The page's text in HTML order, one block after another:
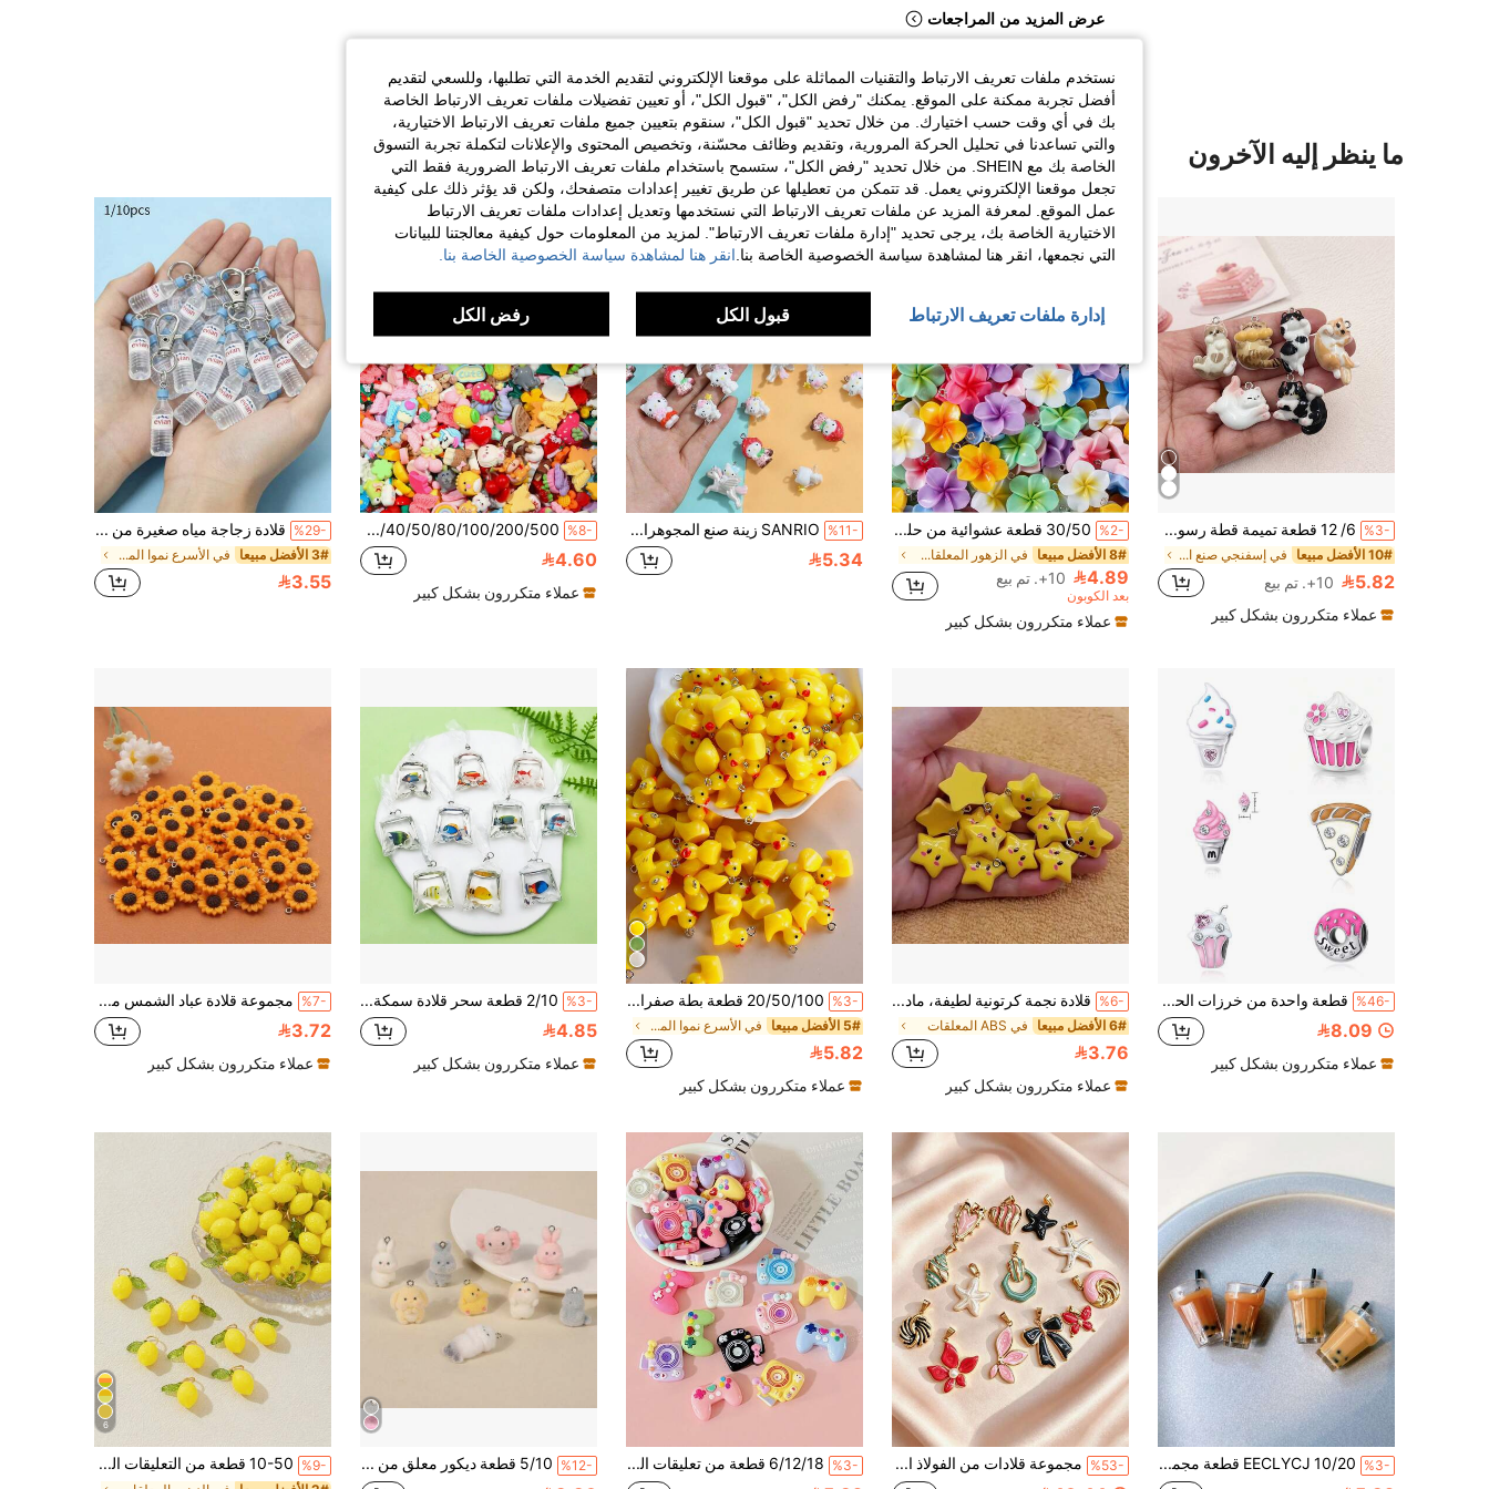
عرض المزيد من المراجعات
ما ينظر إليه الآخرون
%3- 6/ 12 قطعة تميمة قطة رسوم متحركة من الراتينج، مناسبة لصناعة المجوهرات، صور قطط ملونة ذات ظهر مسطح، للمفاتيح والأقراط، صناعات DIY | تصميم مرح | نسيج مفصل
10# الأفضل مبيعا في إسفنجي صنع الحلي من الخرز
5.82 10+. تم بيع
عملاء متكررون بشكل كبير
%2- 30/50 قطعة عشوائية من حلي الأزهار الشمسية الراتنجية ذات اللون الداكن المتدرج ، أزهار صغيرة خماسية البتلات ، مناسبة لصنع قلائد النساء وأقراط وسلاسل مفاتيح ومجوهرات DIY، هدية للأصدقاء'
8# الأفضل مبيعا في الزهور المعلقات & سحر
4.89 10+. تم بيع
بعد الكوبون
عملاء متكررون بشكل كبير
%11- SANRIO زينة صنع المجوهرات، أشكال حيوانات جميلة، زينة فيونكة وردية، مناسبة لصنع القلائد والأقراط DIY، رائعة للفتيات والنساء
5.34
%8- 10/20/30/40/50/80/100/200/500 قطعة مجموعة إكسسوارات راتنج عشوائية، سحر كرتوني لطيف وحلو ومنعش للفتيات DIY، ألوان وأنماط وتصاميم متعددة، كلما زادت الكمية زاد التنوع، مناسبة لتزيين حافظة الهاتف، سلسلة المفاتيح، القلادة، السوار، مشبك الشعر، سدادة الغبار، إلخ، هدايا حفلات موسم العودة إلى المدرسة، هدية صغيرة رائعة
4.60
عملاء متكررون بشكل كبير
%29- قلادة زجاجة مياه صغيرة من الراتنج، سحر ممتع لحبل الرقبة والأقراط والمفاتيح والحقائب، لوازم صنع المجوهرات DIY لإكسسوارات الشاطئ الصيفية وسحر الأساور
3# الأفضل مبيعا في الأسرع نموا المعلقات & سحر
3.55
%46- قطعة واحدة من خرزات الحلوى اللذيذة ذات الثقوب الكبيرة DIY إكسسوار سوار خرزات الآيس كريم وكوب الورق والكاب كيك والبيتزا والدونات من المينا خرزات لطيفة متعددة الاستخدامات سوار مصنوع يدويًا خرزات فضفاضة إكسسوار هدية
8.09
عملاء متكررون بشكل كبير
%6- قلادة نجمة كرتونية لطيفة، مادة راتنجية صفراء، مناسبة لصنع المجوهرات اليدوية، قلادة، سوار، حرف السلسلة المفتاحية، بدون مادة الفسيفساء، موضوع لطيف، يمكن استخدامها كديكور غطاء الهاتف، سلسلة مفاتيح، قلادة، سوار، مشبك شعر، ديكور قلادة سدادة الغبار، هدية حفلة العودة إلى المدرسة، هدية صغيرة رائعة
6# الأفضل مبيعا في ABS المعلقات
3.76
عملاء متكررون بشكل كبير
%3- 20/50/100 قطعة بطة صفراء صغيرة واقعية جميلة قلادة راتنج ديكور كرتوني ثلاثي الأبعاد إكسسوارات مجوهرات للقلادة والسوار والأقراط وسلسلة المفاتيح
5# الأفضل مبيعا في الأسرع نموا المعلقات & سحر
5.82
عملاء متكررون بشكل كبير
%3- 2/10 قطعة سحر قلادة سمكة ذهبية راتنجية، 10 ألوان سحر أسماك راتنجية قلادة حقيبة، قلادة أسماك ذهبية ثلاثية الأبعاد مع كيس مائي لصنع المجوهرات الأقراط والأساور والمفاتيح والأعمال اليدوية
4.85
عملاء متكررون بشكل كبير
%7- مجموعة قلادة عباد الشمس من الراتنج متعددة القطع، قلادة عباد الشمس البرتقالية من الراتنج بإكليل الأقحوان، إكسسوارات صنع المجوهرات DIY للأساور والقلائد، مناسبة لعطلة الشاطئ والحفلات والزفاف وأعياد الميلاد والذكرى السنوية وعيد الحب وموسم التخرج وموسم الافتتاح وهدايا المناسبات الأخرى.
3.72
عملاء متكررون بشكل كبير
%3- EECLYCJ 10/20 قطعة مجموعة قلادة راتنجية ثلاثية الأبعاد لشاي الفقاعات والقهوة ، مواد صنع مجوهرات DIY بأشكال طعام جميلة لصنع القلائد والأساور والأقراط ، ديكورات يدوية متعددة الأغراض خالية من العطور لفن الأظافر والمفاتيح %53- مجموعة قلادات من الفولاذ المقاوم للصدأ بأسلوب كوري لطيف بألوان ماكارون مع فيونكة وزهرة، مجموعة متعددة الأزواج لامعة وناعمة ومنحنية قابلة للمزج والمطابقة، مناسبة للمدرسة والتسوق وخروجات الأصدقاء المقربين %3- 6/12/18 قطعة من تعليقات الراتنج المسطحة اللطيفة على شكل كاميرا وفيونكة وجهاز تحكم ألعاب، إكسسوارات صنع المجوهرات DIY، الحرف اليدوية DIY، مشابك الشعر وإكسسوارات الراتنج الزخرفية الإبداعية الأخرى، خليط عشوائي %12- 5/10 قطعة ديكور معلق من الراتنج المخملي بتصميم كرتوني جذاب بأشكال سداسية لتنين، قطة بحرية، فرخ أصفر، بلمسات وردية، ملمس ناعم، عيون تعبيرية، مناسب لصنع أقراط، سلاسل مفاتيح، مجوهرات، لوازم حرفية جميلة وقوية، إكسسوارات مجوهرات، أجزاء سلاسل مفاتيح، تصميم خيالي، ديكورات بملمس ناعم
6
%9- 10-50 قطعة من التعليقات الزخرفية المصنوعة من الراتنج على شكل ليمون ثلاثي الأبعاد لصنع المجوهرات DIY
نستخدم ملفات تعريف الارتباط والتقنيات المماثلة على موقعنا الإلكتروني لتقديم الخدمة التي تطلبها، وللسعي لتقديم
أفضل تجربة ممكنة على الموقع. يمكنك "رفض الكل"، "قبول الكل"، أو تعيين تفضيلات ملفات تعريف الارتباط الخاصة
بك في أي وقت حسب اختيارك. من خلال تحديد "قبول الكل"، سنقوم بتعيين جميع ملفات تعريف الارتباط الاختيارية،
والتي تساعدنا في تحليل الحركة المرورية، وتقديم وظائف محسّنة، وتخصيص المحتوى والإعلانات لتكملة تجربة التسوق
الخاصة بك مع SHEIN. من خلال تحديد "رفض الكل"، ستسمح باستخدام ملفات تعريف الارتباط الضرورية فقط التي
تجعل موقعنا الإلكتروني يعمل. قد تتمكن من تعطيلها عن طريق تغيير إعدادات متصفحك، ولكن قد يؤثر ذلك على كيفية
عمل الموقع. لمعرفة المزيد عن ملفات تعريف الارتباط التي نستخدمها وتعديل إعدادات ملفات تعريف الارتباط
الاختيارية الخاصة بك، يرجى تحديد "إدارة ملفات تعريف الارتباط". لمزيد من المعلومات حول كيفية معالجتنا للبيانات
التي نجمعها، انقر هنا لمشاهدة سياسة الخصوصية الخاصة بنا. انقر هنا لمشاهدة سياسة الخصوصية الخاصة بنا.
إدارة ملفات تعريف الارتباط قبول الكل رفض الكل